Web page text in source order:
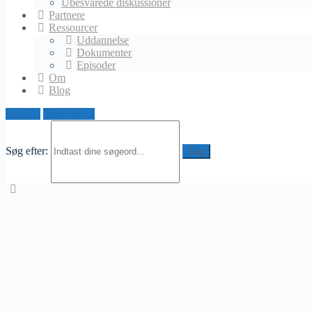
Partnere
Ressourcer
Uddannelse
Dokumenter
Episoder
Om
Blog
Søg efter:
MichaelEkmannsvaredefor 5 flere år, 1 måned siden
Investering i Boligejendomme
Visning af 1 - 2 af 2 diskussioner